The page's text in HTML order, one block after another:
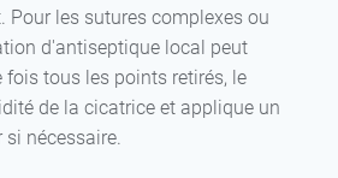
les sutures complexes ou
d'antiseptique local peut
fois tous les points retirés, le
de la cicatrice et applique un
nécessaire.